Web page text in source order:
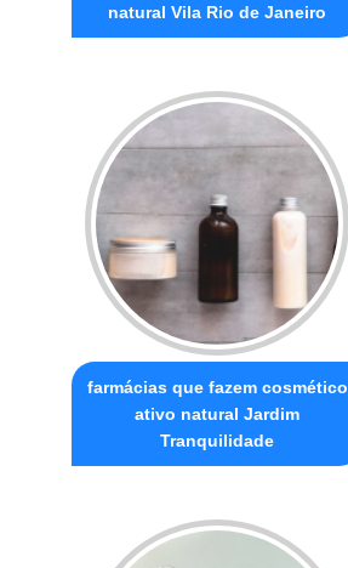
natural Vila Rio de Janeiro
farmácias que fazem cosmético
ativo natural Jardim
Tranquilidade